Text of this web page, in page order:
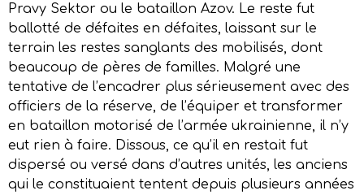
Pravy Sektor ou le bataillon Azov. Le reste fut
ballotté de défaites en défaites, laissant sur le
terrain les restes sanglants des mobilisés, dont
beaucoup de pères de familles. Malgré une
tentative de l’encadrer plus sérieusement avec des
officiers de la réserve, de l’équiper et transformer
en bataillon motorisé de l’armée ukrainienne, il n’y
eut rien à faire. Dissous, ce qu’il en restait fut
dispersé ou versé dans d’autres unités, les anciens
qui le constituaient tentent depuis plusieurs années